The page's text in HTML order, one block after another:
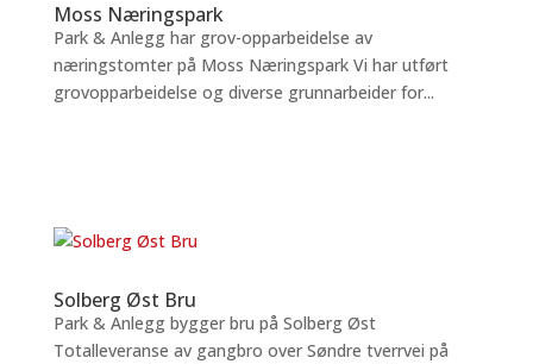
Moss Næringspark
Park & Anlegg har grov-opparbeidelse av
næringstomter på Moss Næringspark Vi har utført
grovopparbeidelse og diverse grunnarbeider for...
Solberg Øst Bru
Park & Anlegg bygger bru på Solberg Øst
Totalleveranse av gangbro over Søndre tverrvei på